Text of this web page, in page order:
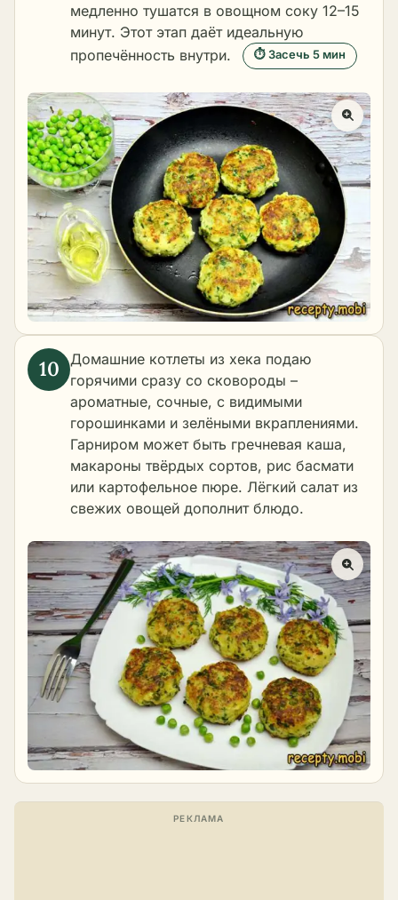
медленно тушатся в овощном соку 12–15
минут. Этот этап даёт идеальную
пропечённость внутри.
⏱ Засечь 5 мин
Домашние котлеты из хека подаю
горячими сразу со сковороды –
ароматные, сочные, с видимыми
горошинками и зелёными вкраплениями.
Гарниром может быть гречневая каша,
макароны твёрдых сортов, рис басмати
или картофельное пюре. Лёгкий салат из
свежих овощей дополнит блюдо.